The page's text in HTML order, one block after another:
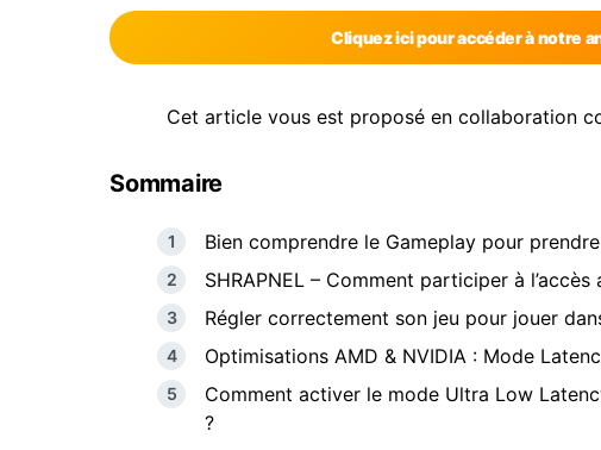
Cliquez ici pour accéder à notre
Cet article vous est proposé en collaboration
Sommaire
Bien comprendre le Gameplay pour
SHRAPNEL – Comment participer à l’accès
Régler correctement son jeu pour jouer
Optimisations AMD & NVIDIA : Mode
Comment activer le mode Ultra Low
?